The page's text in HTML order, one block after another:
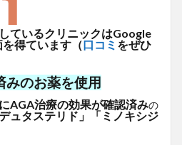
ているクリニックはGoogle
得ています（口コミ をぜひ
みのお薬を使用
AGA治療の効果が確認済みの
ュタステリド」「ミノキシジ